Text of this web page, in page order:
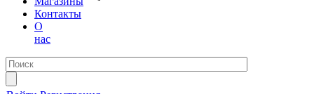
Контакты
О
нас